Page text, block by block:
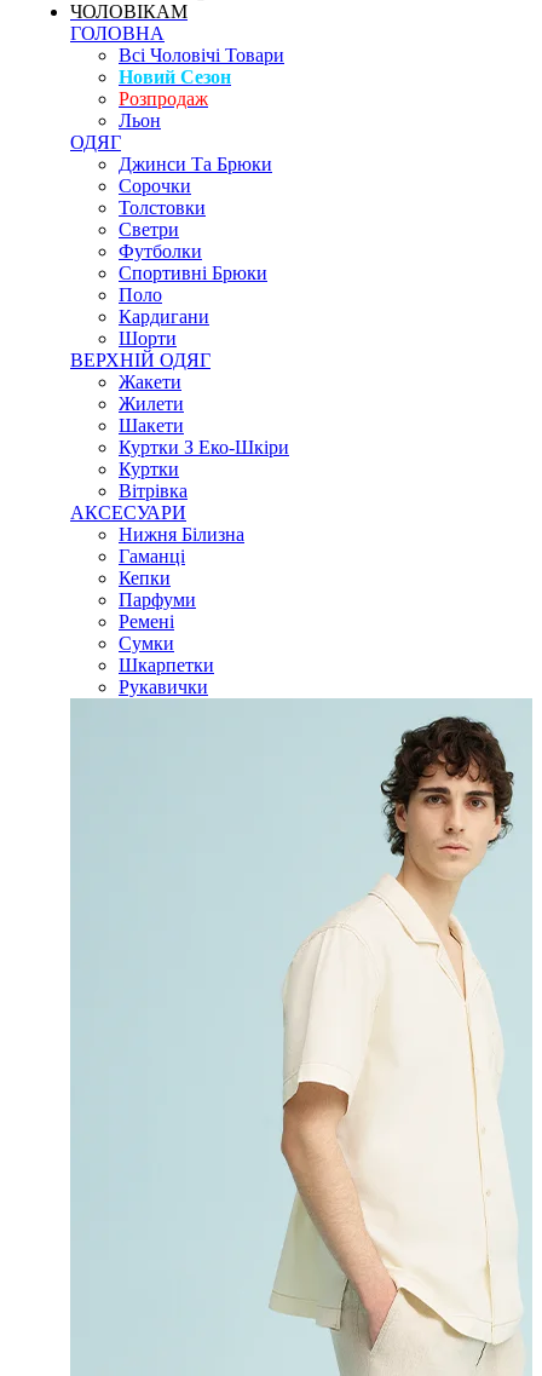
ЧОЛОВІКАМ
ГОЛОВНА
Всі Чоловічі Товари
Новий Сезон
Розпродаж
Льон
ОДЯГ
Джинси Та Брюки
Сорочки
Толстовки
Светри
Футболки
Спортивні Брюки
Поло
Кардигани
Шорти
ВЕРХНІЙ ОДЯГ
Жакети
Жилети
Шакети
Куртки З Еко-Шкіри
Куртки
Вітрівка
АКСЕСУАРИ
Нижня Білизна
Гаманці
Кепки
Парфуми
Ремені
Сумки
Шкарпетки
Рукавички